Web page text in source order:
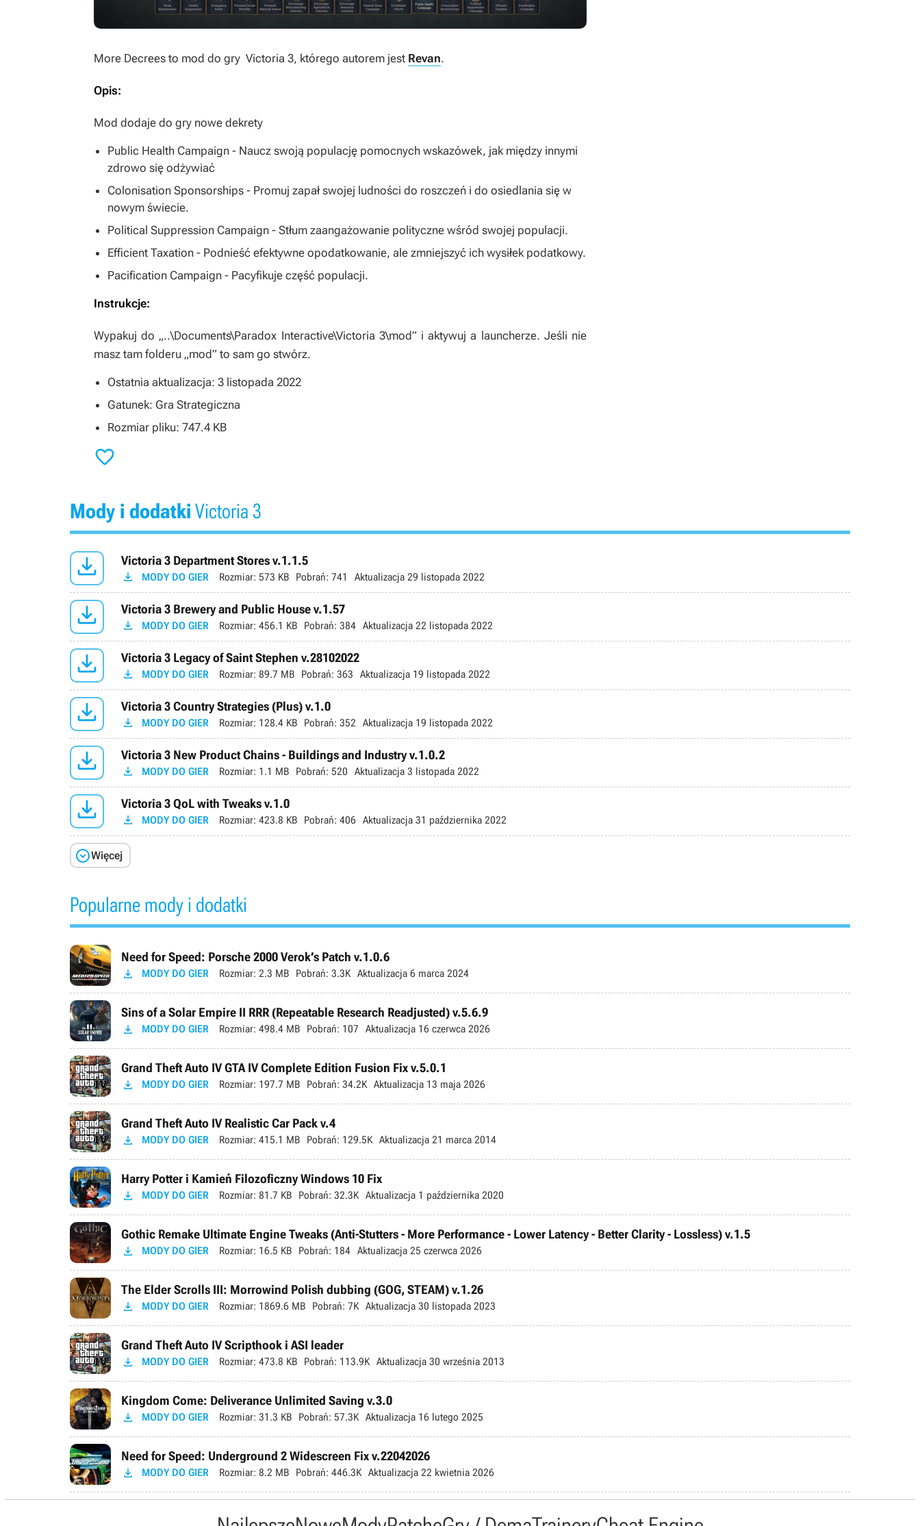
More Decrees to mod do gry Victoria 3, którego autorem jest Revan.
Opis:
Mod dodaje do gry nowe dekrety
Public Health Campaign - Naucz swoją populację pomocnych wskazówek, jak między innymi
zdrowo się odżywiać
Colonisation Sponsorships - Promuj zapał swojej ludności do roszczeń i do osiedlania się w
nowym świecie.
Political Suppression Campaign - Stłum zaangażowanie polityczne wśród swojej populacji.
Efficient Taxation - Podnieść efektywne opodatkowanie, ale zmniejszyć ich wysiłek podatkowy.
Pacification Campaign - Pacyfikuje część populacji.
Instrukcje:
Wypakuj do „..\Documents\Paradox Interactive\Victoria 3\mod” i aktywuj a launcherze. Jeśli nie
masz tam folderu „mod” to sam go stwórz.
Ostatnia aktualizacja: 3 listopada 2022
Gatunek: Gra Strategiczna
Rozmiar pliku: 747.4 KB

Mody i dodatkiVictoria 3
 Victoria 3 Department Stores v.1.1.5
 MODY DO GIER Rozmiar: 573 KB Pobrań: 741 Aktualizacja 29 listopada 2022
 Victoria 3 Brewery and Public House v.1.57
 MODY DO GIER Rozmiar: 456.1 KB Pobrań: 384 Aktualizacja 22 listopada 2022
 Victoria 3 Legacy of Saint Stephen v.28102022
 MODY DO GIER Rozmiar: 89.7 MB Pobrań: 363 Aktualizacja 19 listopada 2022
 Victoria 3 Country Strategies (Plus) v.1.0
 MODY DO GIER Rozmiar: 128.4 KB Pobrań: 352 Aktualizacja 19 listopada 2022
 Victoria 3 New Product Chains - Buildings and Industry v.1.0.2
 MODY DO GIER Rozmiar: 1.1 MB Pobrań: 520 Aktualizacja 3 listopada 2022
 Victoria 3 QoL with Tweaks v.1.0
 MODY DO GIER Rozmiar: 423.8 KB Pobrań: 406 Aktualizacja 31 października 2022
Więcej
Popularne mody i dodatki
Need for Speed: Porsche 2000 Verok’s Patch v.1.0.6
 MODY DO GIER Rozmiar: 2.3 MB Pobrań: 3.3K Aktualizacja 6 marca 2024
Sins of a Solar Empire II RRR (Repeatable Research Readjusted) v.5.6.9
 MODY DO GIER Rozmiar: 498.4 MB Pobrań: 107 Aktualizacja 16 czerwca 2026
Grand Theft Auto IV GTA IV Complete Edition Fusion Fix v.5.0.1
 MODY DO GIER Rozmiar: 197.7 MB Pobrań: 34.2K Aktualizacja 13 maja 2026
Grand Theft Auto IV Realistic Car Pack v.4
 MODY DO GIER Rozmiar: 415.1 MB Pobrań: 129.5K Aktualizacja 21 marca 2014
Harry Potter i Kamień Filozoficzny Windows 10 Fix
 MODY DO GIER Rozmiar: 81.7 KB Pobrań: 32.3K Aktualizacja 1 października 2020
Gothic Remake Ultimate Engine Tweaks (Anti-Stutters - More Performance - Lower Latency - Better Clarity - Lossless) v.1.5
 MODY DO GIER Rozmiar: 16.5 KB Pobrań: 184 Aktualizacja 25 czerwca 2026
The Elder Scrolls III: Morrowind Polish dubbing (GOG, STEAM) v.1.26
 MODY DO GIER Rozmiar: 1869.6 MB Pobrań: 7K Aktualizacja 30 listopada 2023
Grand Theft Auto IV Scripthook i ASI leader
 MODY DO GIER Rozmiar: 473.8 KB Pobrań: 113.9K Aktualizacja 30 września 2013
Kingdom Come: Deliverance Unlimited Saving v.3.0
 MODY DO GIER Rozmiar: 31.3 KB Pobrań: 57.3K Aktualizacja 16 lutego 2025
Need for Speed: Underground 2 Widescreen Fix v.22042026
 MODY DO GIER Rozmiar: 8.2 MB Pobrań: 446.3K Aktualizacja 22 kwietnia 2026